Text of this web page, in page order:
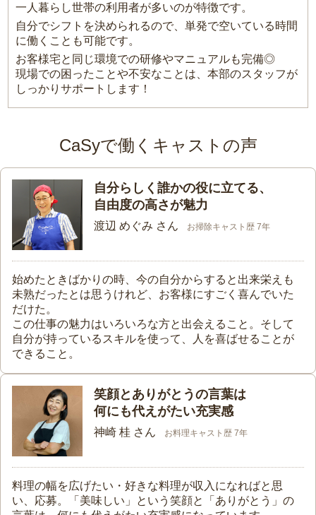
一人暮らし世帯の利用者が多いのが特徴です。
自分でシフトを決められるので、単発で空いている時間
に働くことも可能です。
お客様宅と同じ環境での研修やマニュアルも完備◎
現場での困ったことや不安なことは、本部のスタッフが
しっかりサポートします！
CaSyで働くキャストの声
自分らしく誰かの役に立てる、
自由度の高さが魅力
渡辺 めぐみ さん お掃除キャスト歴 7年
始めたときばかりの時、今の自分からすると出来栄えも
未熟だったとは思うけれど、お客様にすごく喜んでいた
だけた。
この仕事の魅力はいろいろな方と出会えること。そして
自分が持っているスキルを使って、人を喜ばせることが
できること。
笑顔とありがとうの言葉は
何にも代えがたい充実感
神崎 桂 さん お料理キャスト歴 7年
料理の幅を広げたい・好きな料理が収入になればと思
い、応募。「美味しい」という笑顔と「ありがとう」の